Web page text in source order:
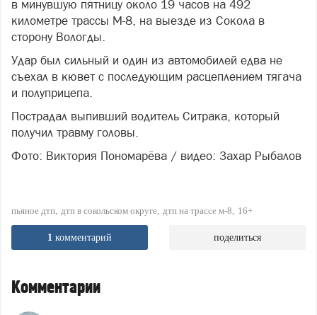
в минувшую пятницу около 19 часов на 492
километре трассы М-8, на выезде из Сокола в
сторону Вологды.
Удар был сильный и один из автомобилей едва не
съехал в кювет с последующим расцеплением тягача
и полуприцепа.
Пострадал выпивший водитель Ситрака, который
получил травму головы.
Фото: Виктория Пономарёва / видео: Захар Рыбалов
пьяное дтп дтп в сокольском округе дтп на трассе м-8 16+
1 комментарий поделиться
Комментарии